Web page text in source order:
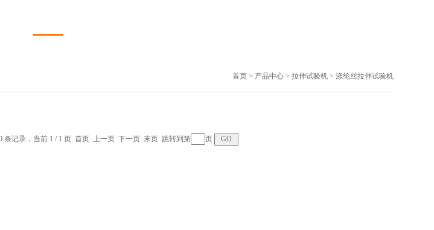
首页> 产品中心> 拉伸试验机> 涤纶丝拉伸试验机
条记录，当前 1 / 1 页 首页 上一页 下一页 末页 跳转到第 页